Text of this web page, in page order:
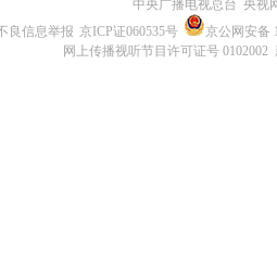
中央广播电视总台 央视
良信息举报 京ICP证060535号
京公网安备
网上传播视听节目许可证号 0102002